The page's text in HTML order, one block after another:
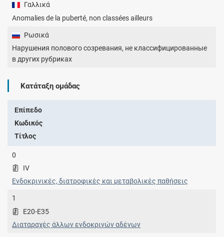
Γαλλικά
Anomalies de la puberté, non classées ailleurs
Ρωσικά
Нарушения полового созревания, не классифицированные
в других рубриках
Κατάταξη ομάδας
Επίπεδο
Κωδικός
Τίτλος
0
IV
Ενδοκρινικές, διατροφικές και μεταβολικές παθήσεις
1
E20-E35
Διαταραχές άλλων ενδοκρινών αδένων